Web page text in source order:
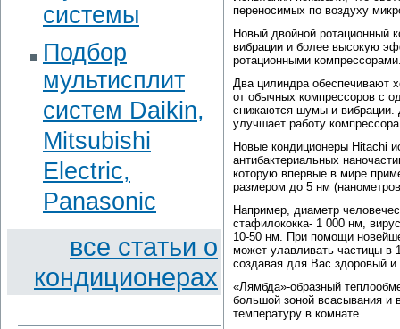
системы
Подбор
мультисплит
систем Daikin,
Mitsubishi
Electric,
Panasonic
вce cтaтьи o
кoндициoнepax
переносимых по воздуху
Новый двойной ротационный
вибрации и более высокую
ротационными
Два цилиндра обеспечивают
от обычных компрессоров с
снижаются шумы и вибрации.
улучшает работу
Новые кондиционеры Hitachi
антибактериальных
которую впервые в мире
размером до 5 нм
Например, диаметр
стафилококка- 1 000 нм,
10-50 нм. При помощи
может улавливать частицы в
создавая для Вас здоровый и
«Лямбда»-образный
большой зоной всасывания и
температуру в комнате.